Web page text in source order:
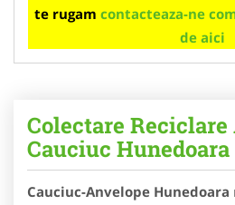
te rugam contacteaza-ne
de aici
Colectare
Cauciuc Hunedoara
Cauciuc-Anvelope Hunedoara